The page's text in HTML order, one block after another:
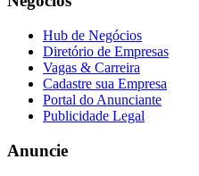
Vasco
Hub de Negócios
Diretório de Empresas
Vagas & Carreira
Cadastre sua Empresa
Portal do Anunciante
Publicidade Legal
Anuncie